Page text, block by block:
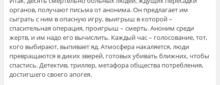
органов, получают письма от анонима. Он предлагает им
сыграть с ним в опасную игру, выигрыш в которой –
спасительная операция, проигрыш – смерть. Аноним среди
жертв, и им надо его вычислить. Каждый час – голосование, тот,
кого выбирают, выпивает яд. Атмосфера накаляется, люди
превращаются в диких зверей, готовых убивать ближних, чтобы
спастись. Детектив, триллер, метафора общества потребления,
достигшего своего апогея.